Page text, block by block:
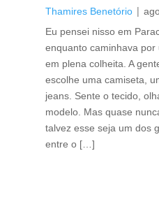
Thamires Benetório |
Eu pensei nisso em
enquanto caminhava
em plena colheita. A
escolhe uma camiseta,
jeans. Sente o tecido,
modelo. Mas quase
talvez esse seja um dos
entre o […]